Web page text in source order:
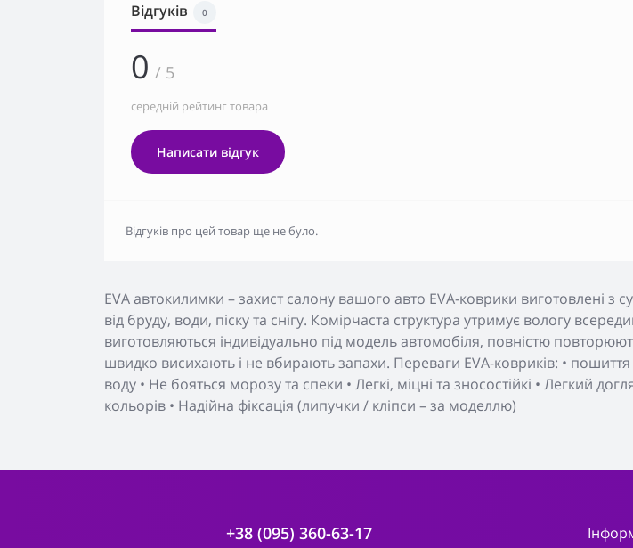
EVA автокилимки – захист салону вашого авто EVA-коврики виготовлені
від бруду, води, піску та снігу. Комірчаста структура утримує вологу
виготовляються індивідуально під модель автомобіля, повністю
швидко висихають і не вбирають запахи. Переваги EVA-ковриків: •
воду • Не бояться морозу та спеки • Легкі, міцні та зносостійкі • Легкий
кольорів • Надійна фіксація (липучки / кліпси – за моделлю)
Відгуків 0
0 / 5
середній рейтинг товара
Написати відгук
Відгуків про цей товар ще не було.
+38 (095) 360-63-17